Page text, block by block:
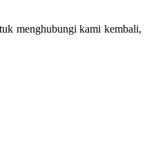
menghubungi kami kembali,